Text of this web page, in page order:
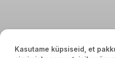
Kasutame küpsiseid, et